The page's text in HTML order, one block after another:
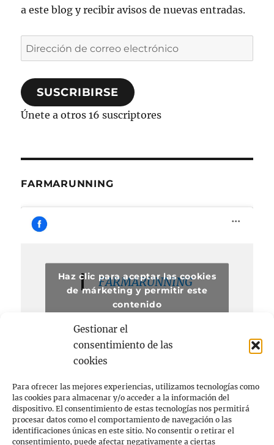
Gestionar el
consentimiento de las
cookies
Para ofrecer las mejores experiencias, utilizamos tecnologías como
las cookies para almacenar y/o acceder a la información del
dispositivo. El consentimiento de estas tecnologías nos permitirá
procesar datos como el comportamiento de navegación o las
identificaciones únicas en este sitio. No consentir o retirar el
consentimiento, puede afectar negativamente a ciertas
a este blog y recibir avisos de nuevas entradas.
Dirección
de
correo
electrónico
SUSCRIBIRSE
Únete a otros 16 suscriptores
FARMARUNNING
FARMARUNNING
Haz clic para aceptar las cookies
de márketing y permitir este
contenido
Acerca de